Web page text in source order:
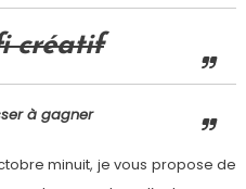
créatif
à gagner
minuit, je vous propose de